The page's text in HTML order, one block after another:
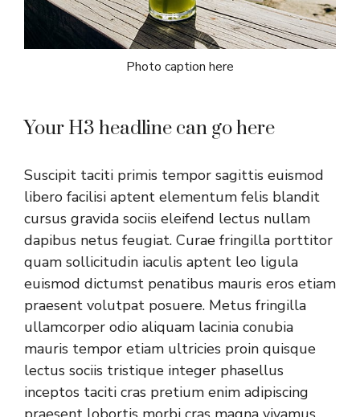
Photo caption here
Your H3 headline can go here
Suscipit taciti primis tempor sagittis euismod
libero facilisi aptent elementum felis blandit
cursus gravida sociis eleifend lectus nullam
dapibus netus feugiat. Curae fringilla porttitor
quam sollicitudin iaculis aptent leo ligula
euismod dictumst penatibus mauris eros etiam
praesent volutpat posuere. Metus fringilla
ullamcorper odio aliquam lacinia conubia
mauris tempor etiam ultricies proin quisque
lectus sociis tristique integer phasellus
inceptos taciti cras pretium enim adipiscing